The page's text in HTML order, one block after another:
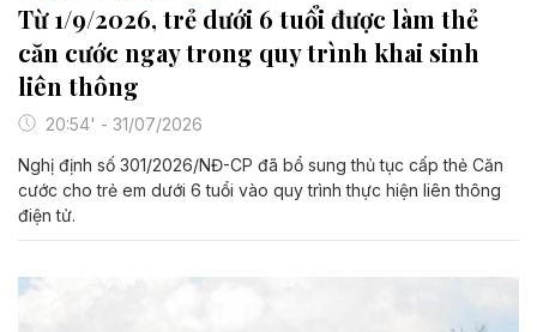
Từ 1/9/2026, trẻ dưới 6 tuổi được làm thẻ
căn cước ngay trong quy trình khai sinh
liên thông
20:54' - 31/07/2026
Nghị định số 301/2026/NĐ-CP đã bổ sung thủ tục cấp thẻ Căn
cước cho trẻ em dưới 6 tuổi vào quy trình thực hiện liên thông
điện tử.